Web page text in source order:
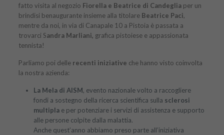
fatto visita al negozio Fiorella e Beatrice di Candeglia per un
brindisi benaugurante insieme alla titolare Beatrice Paci,
mentre da noi, in via di Canapale 10 a Pistoia è passata a
trovarci Sandra Marliani, grafica pistoiese e appassionata
tennista!
Parliamo poi delle recenti iniziative che hanno visto coinvolta
la nostra azienda:
La Mela di AISM, evento nazionale volto a raccogliere
fondi a sostegno della ricerca scientifica sulla sclerosi
multipla e per potenziare i servizi di assistenza e supporto
alle persone colpite dalla malattia.
Anche quest’anno abbiamo preso parte all’iniziativa